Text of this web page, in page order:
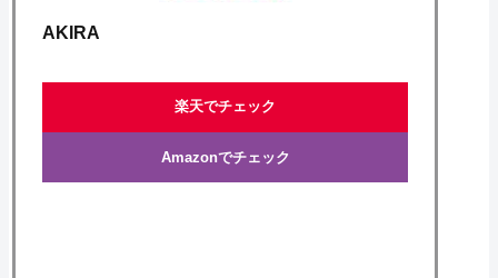
AKIRA
楽天でチェック
Amazonでチェック